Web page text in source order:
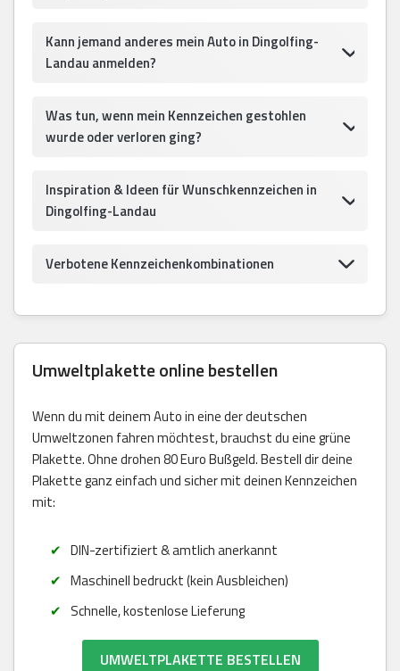
Kann jemand anderes mein Auto in Dingolfing-
Landau anmelden?
Was tun, wenn mein Kennzeichen gestohlen
wurde oder verloren ging?
Inspiration & Ideen für Wunschkennzeichen in
Dingolfing-Landau
Verbotene Kennzeichenkombinationen
Umweltplakette online bestellen
Wenn du mit deinem Auto in eine der deutschen
Umweltzonen fahren möchtest, brauchst du eine grüne
Plakette. Ohne drohen 80 Euro Bußgeld. Bestell dir deine
Plakette ganz einfach und sicher mit deinen Kennzeichen
mit:
DIN-zertifiziert & amtlich anerkannt
Maschinell bedruckt (kein Ausbleichen)
Schnelle, kostenlose Lieferung
UMWELTPLAKETTE BESTELLEN